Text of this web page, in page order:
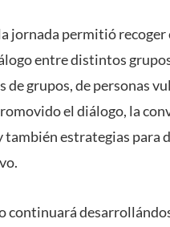
jornada permitió recoger
entre distintos
grupos, de personas
el diálogo, la
estrategias para
continuará